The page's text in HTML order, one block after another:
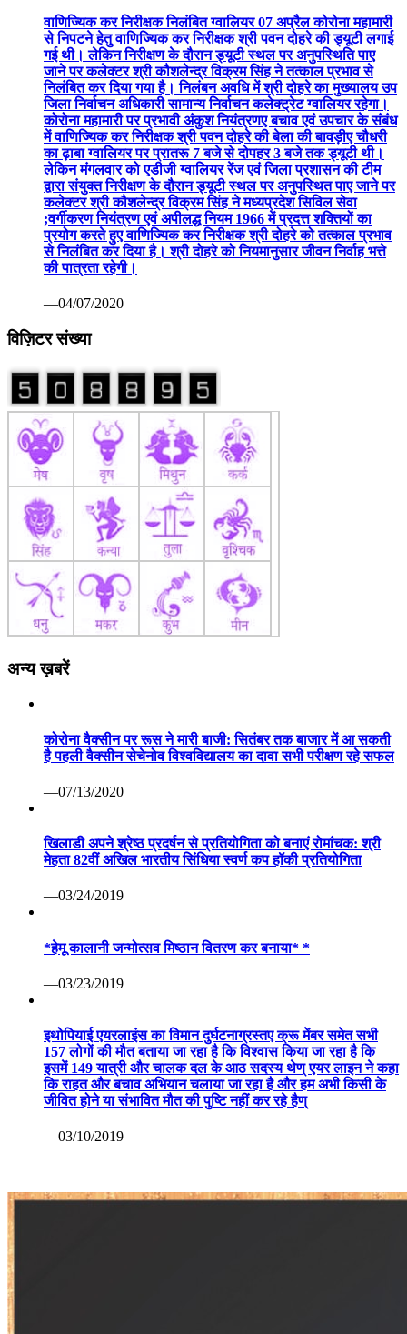
वाणिज्यिक कर निरीक्षक निलंबित ग्वालियर 07 अप्रैल कोरोना महामारी
से निपटने हेतु वाणिज्यिक कर निरीक्षक श्री पवन दोहरे की ड्यूटी लगाई
गई थी। लेकिन निरीक्षण के दौरान ड्यूटी स्थल पर अनुपस्थिति पाए
जाने पर कलेक्टर श्री कौशलेन्द्र विक्रम सिंह ने तत्काल प्रभाव से
निलंबित कर दिया गया है। निलंबन अवधि में श्री दोहरे का मुख्यालय उप
जिला निर्वाचन अधिकारी सामान्य निर्वाचन कलेक्ट्रेट ग्वालियर रहेगा।
कोरोना महामारी पर प्रभावी अंकुश नियंत्रणए बचाव एवं उपचार के संबंध
में वाणिज्यिक कर निरीक्षक श्री पवन दोहरे की बेला की बावड़ीए चौधरी
का ढ़ाबा ग्वालियर पर प्रातरू 7 बजे से दोपहर 3 बजे तक ड्यूटी थी।
लेकिन मंगलवार को एडीजी ग्वालियर रेंज एवं जिला प्रशासन की टीम
द्वारा संयुक्त निरीक्षण के दौरान ड्यूटी स्थल पर अनुपस्थित पाए जाने पर
कलेक्टर श्री कौशलेन्द्र विक्रम सिंह ने मध्यप्रदेश सिविल सेवा
;वर्गीकरण नियंत्रण एवं अपीलद्ध नियम 1966 में प्रदत्त शक्तियों का
प्रयोग करते हुए वाणिज्यिक कर निरीक्षक श्री दोहरे को तत्काल प्रभाव
से निलंबित कर दिया है। श्री दोहरे को नियमानुसार जीवन निर्वाह भत्ते
की पात्रता रहेगी।
—04/07/2020
विज़िटर संख्या
अन्य ख़बरें
कोरोना वैक्सीन पर रूस ने मारी बाजी: सितंबर तक बाजार में आ सकती
है पहली वैक्सीन सेचेनोव विश्वविद्यालय का दावा सभी परीक्षण रहे सफल
—07/13/2020
खिलाडी अपने श्रेष्ठ प्रदर्षन से प्रतियोगिता को बनाएं रोमांचक: श्री
मेहता 82वीं अखिल भारतीय सिंधिया स्वर्ण कप हॉकी प्रतियोगिता
—03/24/2019
*हेमू कालानी जन्मोत्सव मिष्ठान वितरण कर बनाया* *
—03/23/2019
इथोपियाई एयरलाइंस का विमान दुर्घटनाग्रस्तए क्रू मेंबर समेत सभी
157 लोगों की मौत बताया जा रहा है कि विश्वास किया जा रहा है कि
इसमें 149 यात्री और चालक दल के आठ सदस्य थेण् एयर लाइन ने कहा
कि राहत और बचाव अभियान चलाया जा रहा है और हम अभी किसी के
जीवित होने या संभावित मौत की पुष्टि नहीं कर रहे हैण्
—03/10/2019